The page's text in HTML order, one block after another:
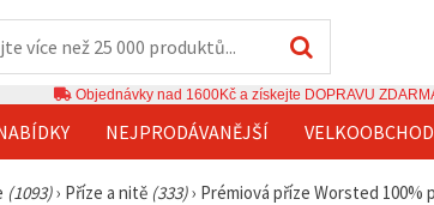
Objednávky nad 1600Kč a získejte DOPRAVU
NEJPRODÁVANĚJŠÍ VELKOOBCHOD
(1093)› Příze a nitě (333)› Prémiová příze Worsted 100%